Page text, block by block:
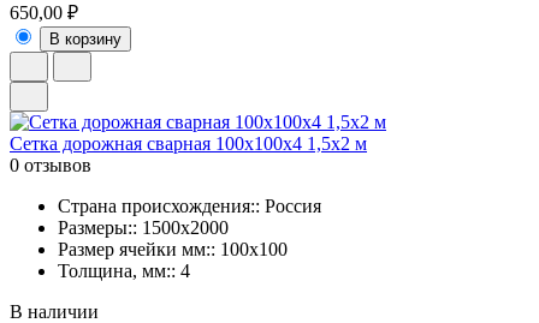
650,00 ₽
В корзину
Сетка дорожная сварная 100х100х4 1,5х2 м
0 отзывов
Страна происхождения:: Россия
Размеры:: 1500х2000
Размер ячейки мм:: 100х100
Толщина, мм:: 4
В наличии